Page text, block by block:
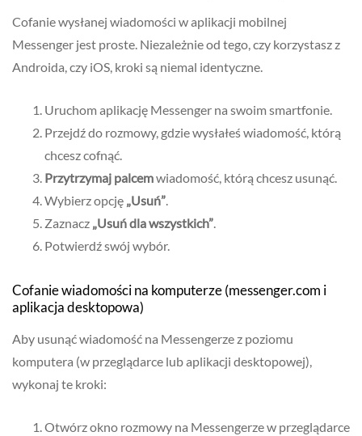
Cofanie wysłanej wiadomości w aplikacji mobilnej
Messenger jest proste. Niezależnie od tego, czy korzystasz z
Androida, czy iOS, kroki są niemal identyczne.
Uruchom aplikację Messenger na swoim smartfonie.
Przejdź do rozmowy, gdzie wysłałeś wiadomość, którą
chcesz cofnąć.
Przytrzymaj palcemwiadomość, którą chcesz usunąć.
Wybierz opcję „Usuń”.
Zaznacz „Usuń dla wszystkich”.
Potwierdź swój wybór.
Cofanie wiadomości na komputerze (messenger.com i
aplikacja desktopowa)
Aby usunąć wiadomość na Messengerze z poziomu
komputera (w przeglądarce lub aplikacji desktopowej),
wykonaj te kroki:
Otwórz okno rozmowy na Messengerze w przeglądarce